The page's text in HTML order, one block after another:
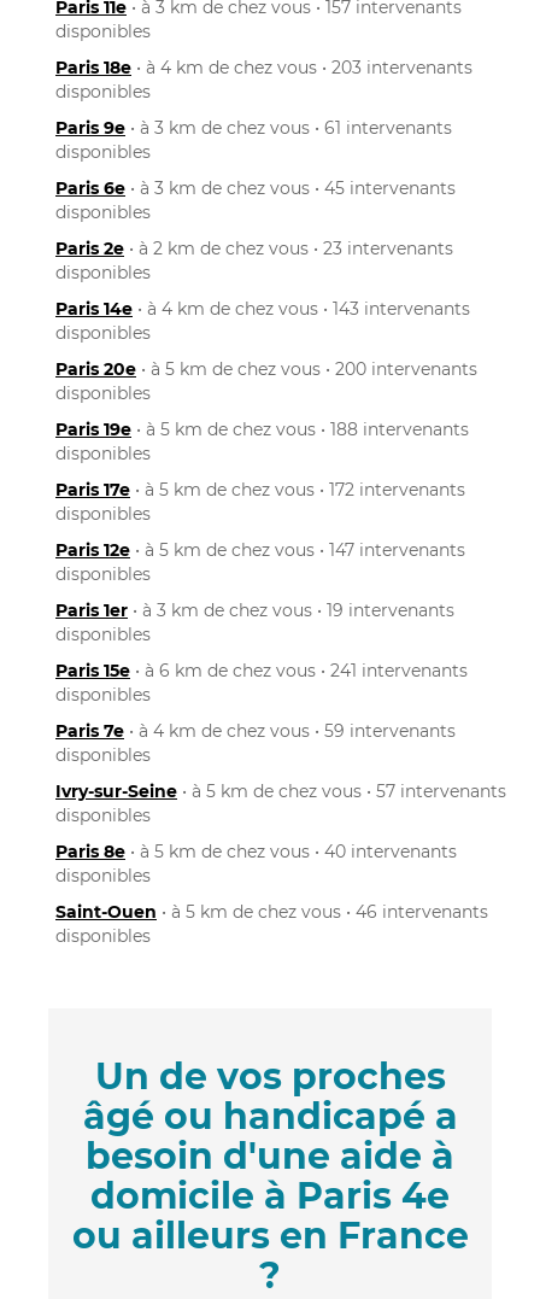
Paris 11e • à 3 km de chez vous • 157 intervenants
disponibles
Paris 18e • à 4 km de chez vous • 203 intervenants
disponibles
Paris 9e • à 3 km de chez vous • 61 intervenants
disponibles
Paris 6e • à 3 km de chez vous • 45 intervenants
disponibles
Paris 2e • à 2 km de chez vous • 23 intervenants
disponibles
Paris 14e • à 4 km de chez vous • 143 intervenants
disponibles
Paris 20e • à 5 km de chez vous • 200 intervenants
disponibles
Paris 19e • à 5 km de chez vous • 188 intervenants
disponibles
Paris 17e • à 5 km de chez vous • 172 intervenants
disponibles
Paris 12e • à 5 km de chez vous • 147 intervenants
disponibles
Paris 1er • à 3 km de chez vous • 19 intervenants
disponibles
Paris 15e • à 6 km de chez vous • 241 intervenants
disponibles
Paris 7e • à 4 km de chez vous • 59 intervenants
disponibles
Ivry-sur-Seine • à 5 km de chez vous • 57 intervenants
disponibles
Paris 8e • à 5 km de chez vous • 40 intervenants
disponibles
Saint-Ouen • à 5 km de chez vous • 46 intervenants
disponibles
Un de vos proches
âgé ou handicapé a
besoin d'une aide à
domicile à Paris 4e
ou ailleurs en France
?